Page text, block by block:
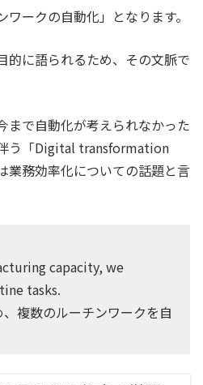
ークの自動化」となります。
的に語られるため、その文脈で
まで自動化が考えられなかった
う「Digital transformation
業務効率化についての話題と言
capacity, we
tasks.
、複数のルーチンワークを自